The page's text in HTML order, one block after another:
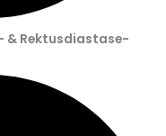
& Rektusdiastase-